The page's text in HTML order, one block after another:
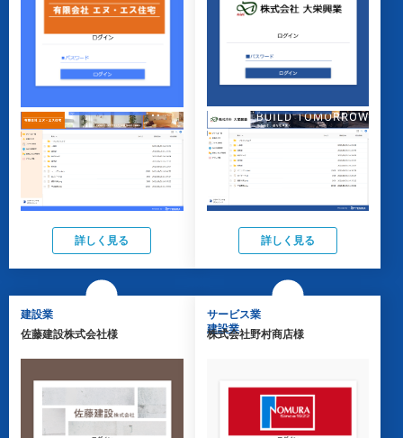
詳しく見る 詳しく見る
建設業
佐藤建設株式会社様
サービス業
建設業
株式会社野村商店様